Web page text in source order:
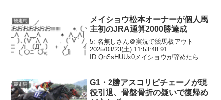
競走馬
メイショウ松本オーナーが個人馬
主初のJRA通算2000勝達成
5: 名無しさん＠実況で競馬板アウト
2025/08/23(土) 11:53:48.91
ID:QnSsHUUx0メイショウが辞めたら零
12:00:3...
競走馬
G1・2勝アスコリピチェーノが現
役引退、骨盤骨折の疑いで復帰め